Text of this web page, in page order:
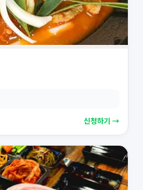
신청하기 →